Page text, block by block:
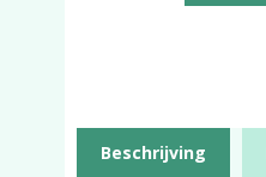
Beschrijving